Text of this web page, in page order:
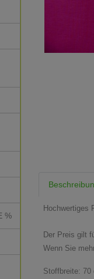
%
Hochwertiges
Der Preis gilt
Wenn Sie
Stoffbreite: